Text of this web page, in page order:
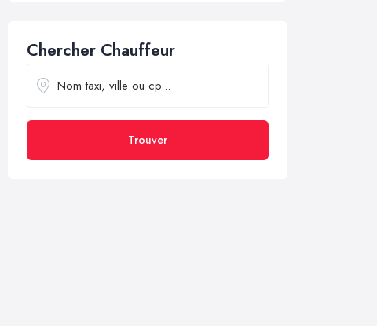
Chercher Chauffeur
Trouver